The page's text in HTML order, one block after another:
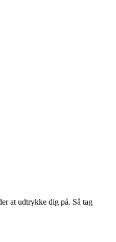
at udtrykke dig på. Så tag